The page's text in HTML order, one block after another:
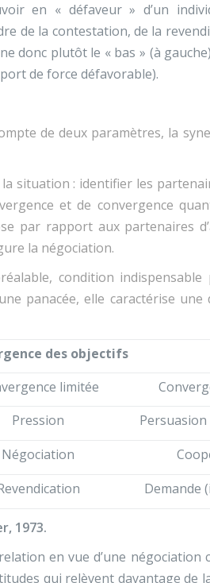
en « défaveur » d’un
de la contestation, de la
donc plutôt le « bas » (à
de force défavorable).
de deux paramètres, la
situation : identifier les
et de convergence
par rapport aux partenaires
la négociation.
condition
panacée, elle caractérise une
des objectifs
limitée
Pression
Négociation
Demande
1973.
en vue d’une négociation
qui relèvent davantage de